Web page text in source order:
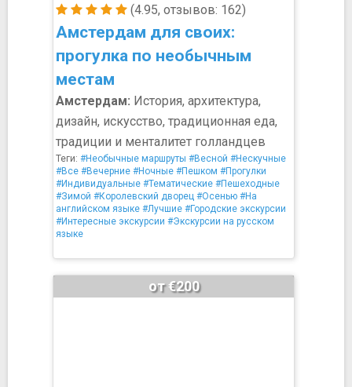
(4.95, отзывов: 162)
Амстердам для своих:
прогулка по необычным
местам
Амстердам: История, архитектура,
дизайн, искусство, традиционная еда,
традиции и менталитет голландцев
Теги: #Необычные маршруты #Весной #Нескучные
#Все #Вечерние #Ночные #Пешком #Прогулки
#Индивидуальные #Тематические #Пешеходные
#Зимой #Королевский дворец #Осенью #На
английском языке #Лучшие #Городские экскурсии
#Интересные экскурсии #Экскурсии на русском
языке
от €200